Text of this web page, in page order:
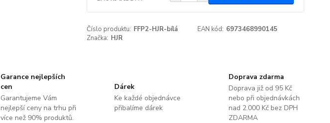
Číslo produktu: FFP2-HJR-bílá EAN kód: 6973468990145
Značka: HJR
Garance nejlepších
cen
Garantujeme Vám
nejlepší ceny na trhu při
více než 90% produktů.
Dárek
Ke každé objednávce
přibalíme dárek
Doprava zdarma
Doprava již od 95 Kč
nebo při objednávkách
nad 2.000 Kč bez DPH
ZDARMA